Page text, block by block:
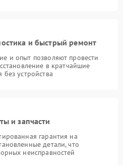
и быстрый ремонт
и опыт позволяют провести
в кратчайшие
устройства
и запчасти
гарантия на
детали, что
неисправностей